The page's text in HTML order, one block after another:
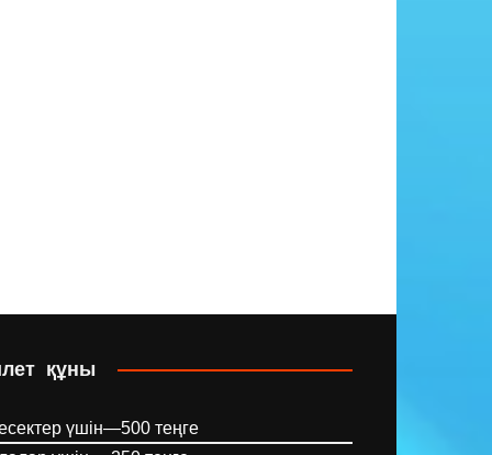
құны
үшін—500 теңге